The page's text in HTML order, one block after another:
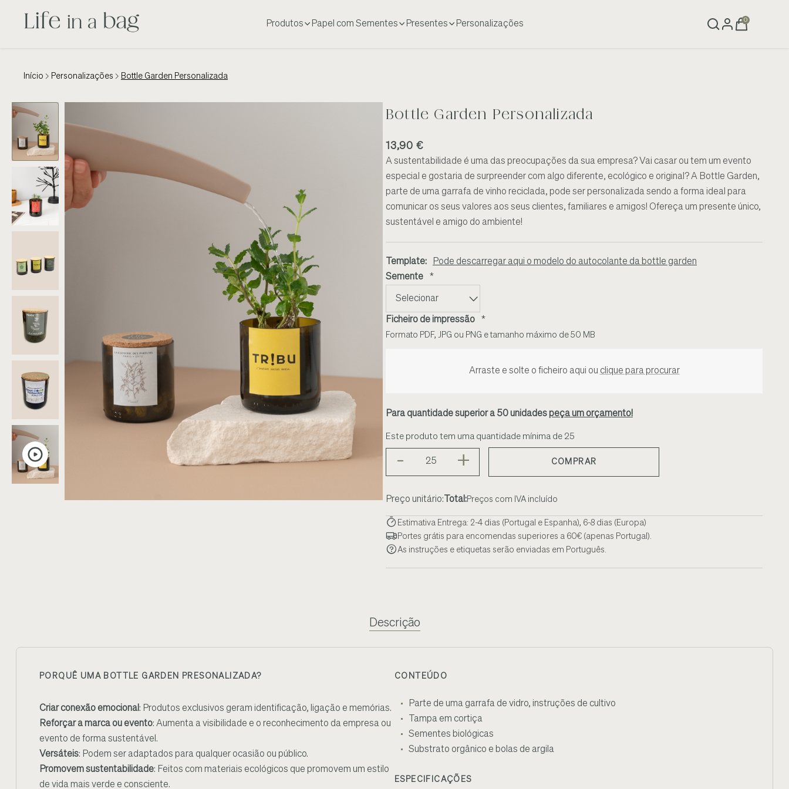
Produtos Papel com Sementes Presentes Personalizações 0
Início Personalizações Bottle Garden Personalizada
Bottle Garden Personalizada
13,90 €
A sustentabilidade é uma das preocupações da sua empresa? Vai casar ou tem um evento
especial e gostaria de surpreender com algo diferente, ecológico e original? A Bottle Garden,
parte de uma garrafa de vinho reciclada, pode ser personalizada sendo a forma ideal para
comunicar os seus valores aos seus clientes, familiares e amigos! Ofereça um presente único,
sustentável e amigo do ambiente!
Template:
Pode descarregar aqui o modelo do autocolante da bottle garden
Semente
*
Ficheiro de impressão *
Formato PDF, JPG ou PNG e tamanho máximo de 50 MB
Arraste e solte o ficheiro aqui ou clique para procurar
Para quantidade superior a 50 unidades peça um orçamento!
Este produto tem uma quantidade mínima de 25
- + COMPRAR
Preço unitário: Total:Preços com IVA incluído
Estimativa Entrega: 2-4 dias (Portugal e Espanha), 6-8 dias (Europa)
Portes grátis para encomendas superiores a 60€ (apenas Portugal).
As instruções e etiquetas serão enviadas em Português.
Descrição
PORQUÊ UMA BOTTLE GARDEN PRESONALIZADA?
Criar conexão emocional : Produtos exclusivos geram identificação, ligação e memórias.
Reforçar a marca ou evento: Aumenta a visibilidade e o reconhecimento da empresa ou
evento de forma sustentável.
Versáteis: Podem ser adaptados para qualquer ocasião ou público.
Promovem sustentabilidade: Feitos com materiais ecológicos que promovem um estilo
de vida mais verde e consciente.
CONTEÚDO
Parte de uma garrafa de vidro, instruções de cultivo
Tampa em cortiça
Sementes biológicas
Substrato orgânico e bolas de argila
ESPECIFICAÇÕES